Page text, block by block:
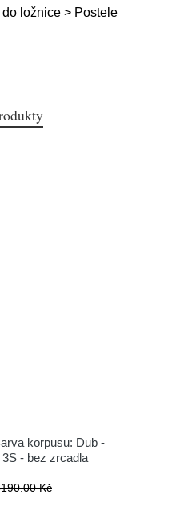
do ložnice > Postele
korpusu: Dub -
- bez zrcadla
Kč